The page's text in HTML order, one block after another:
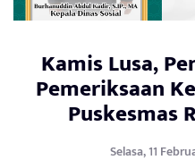
Kamis Lusa,
Pemeriksaan
Puskesmas
Selasa, 11